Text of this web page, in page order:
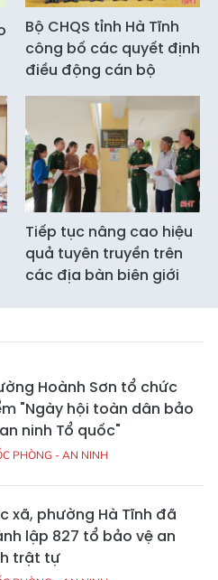
Bộ CHQS tỉnh Hà Tĩnh
công bố các quyết định
điều động cán bộ
Tiếp tục nâng cao hiệu
quả tuyên truyền trên
các địa bàn biên giới
Hoành Sơn tổ chức
"Ngày hội toàn dân bảo
ninh Tổ quốc"
PHÒNG - AN NINH
xã, phường Hà Tĩnh đã
lập 827 tổ bảo vệ an
trật tự